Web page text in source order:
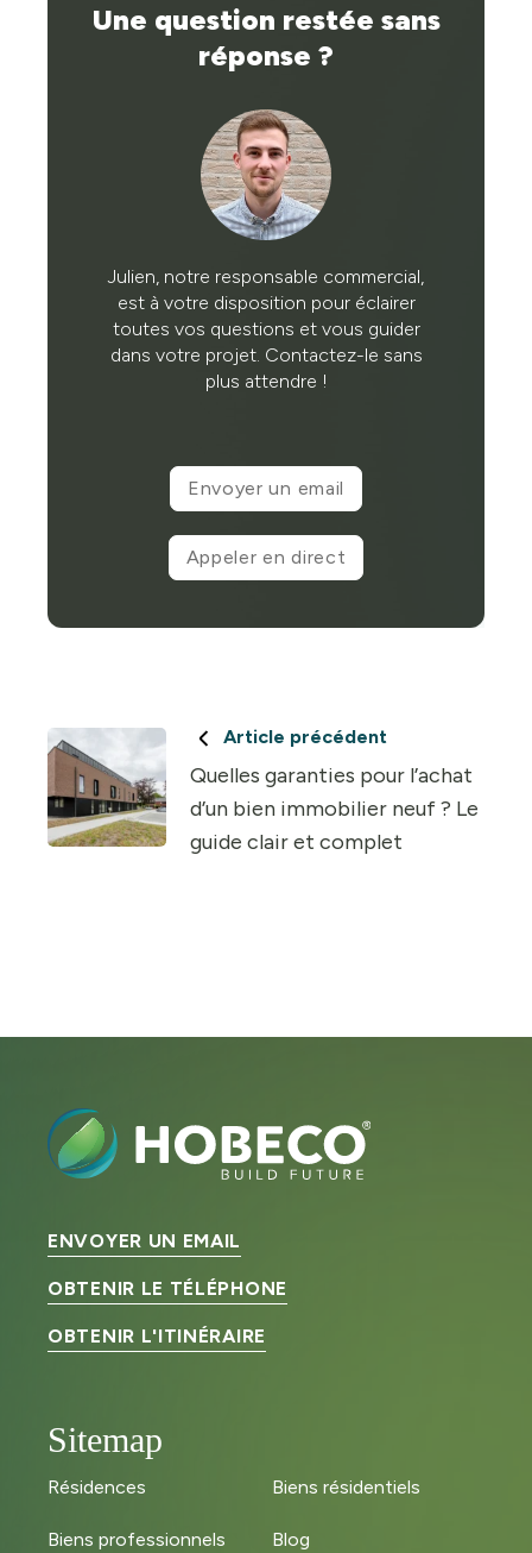
Une question restée sans
réponse ?
Julien, notre responsable commercial,
est à votre disposition pour éclairer
toutes vos questions et vous guider
dans votre projet. Contactez-le sans
plus attendre !
Envoyer un email
Appeler en direct
Article précédent
Quelles garanties pour l’achat
d’un bien immobilier neuf ? Le
guide clair et complet
ENVOYER UN EMAIL
OBTENIR LE TÉLÉPHONE
OBTENIR L'ITINÉRAIRE
Sitemap
Résidences Biens résidentiels
Biens professionnels Blog